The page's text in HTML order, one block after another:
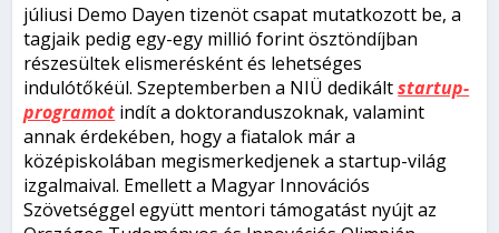
júliusi Demo Dayen tizenöt csapat mutatkozott be, a
tagjaik pedig egy-egy millió forint ösztöndíjban
részesültek elismerésként és lehetséges
indulótőkéül. Szeptemberben a NIÜ dedikáltstartup-
programot indít a doktoranduszoknak, valamint
annak érdekében, hogy a fiatalok már a
középiskolában megismerkedjenek a startup-világ
izgalmaival. Emellett a Magyar Innovációs
Szövetséggel együtt mentori támogatást nyújt az